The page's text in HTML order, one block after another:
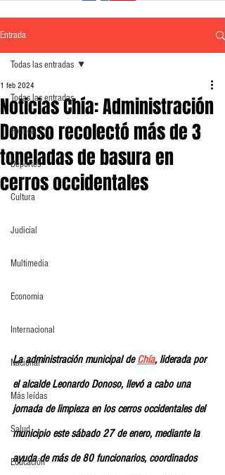
Entrada
Todas las entradas
Política
Deportes
Cultura
Judicial
Multimedia
Economia
Internacional
Nacional
Más leídas
Salud
Educación
Todas las entradas
Noticias Chía: Administración
Donoso recolectó más de 3
toneladas de basura en
cerros occidentales
1 feb 2024
La administración municipal de Chía, liderada por
el alcalde Leonardo Donoso, llevó a cabo una
jornada de limpieza en los cerros occidentales del
municipio este sábado 27 de enero, mediante la
ayuda de más de 80 funcionarios, coordinados